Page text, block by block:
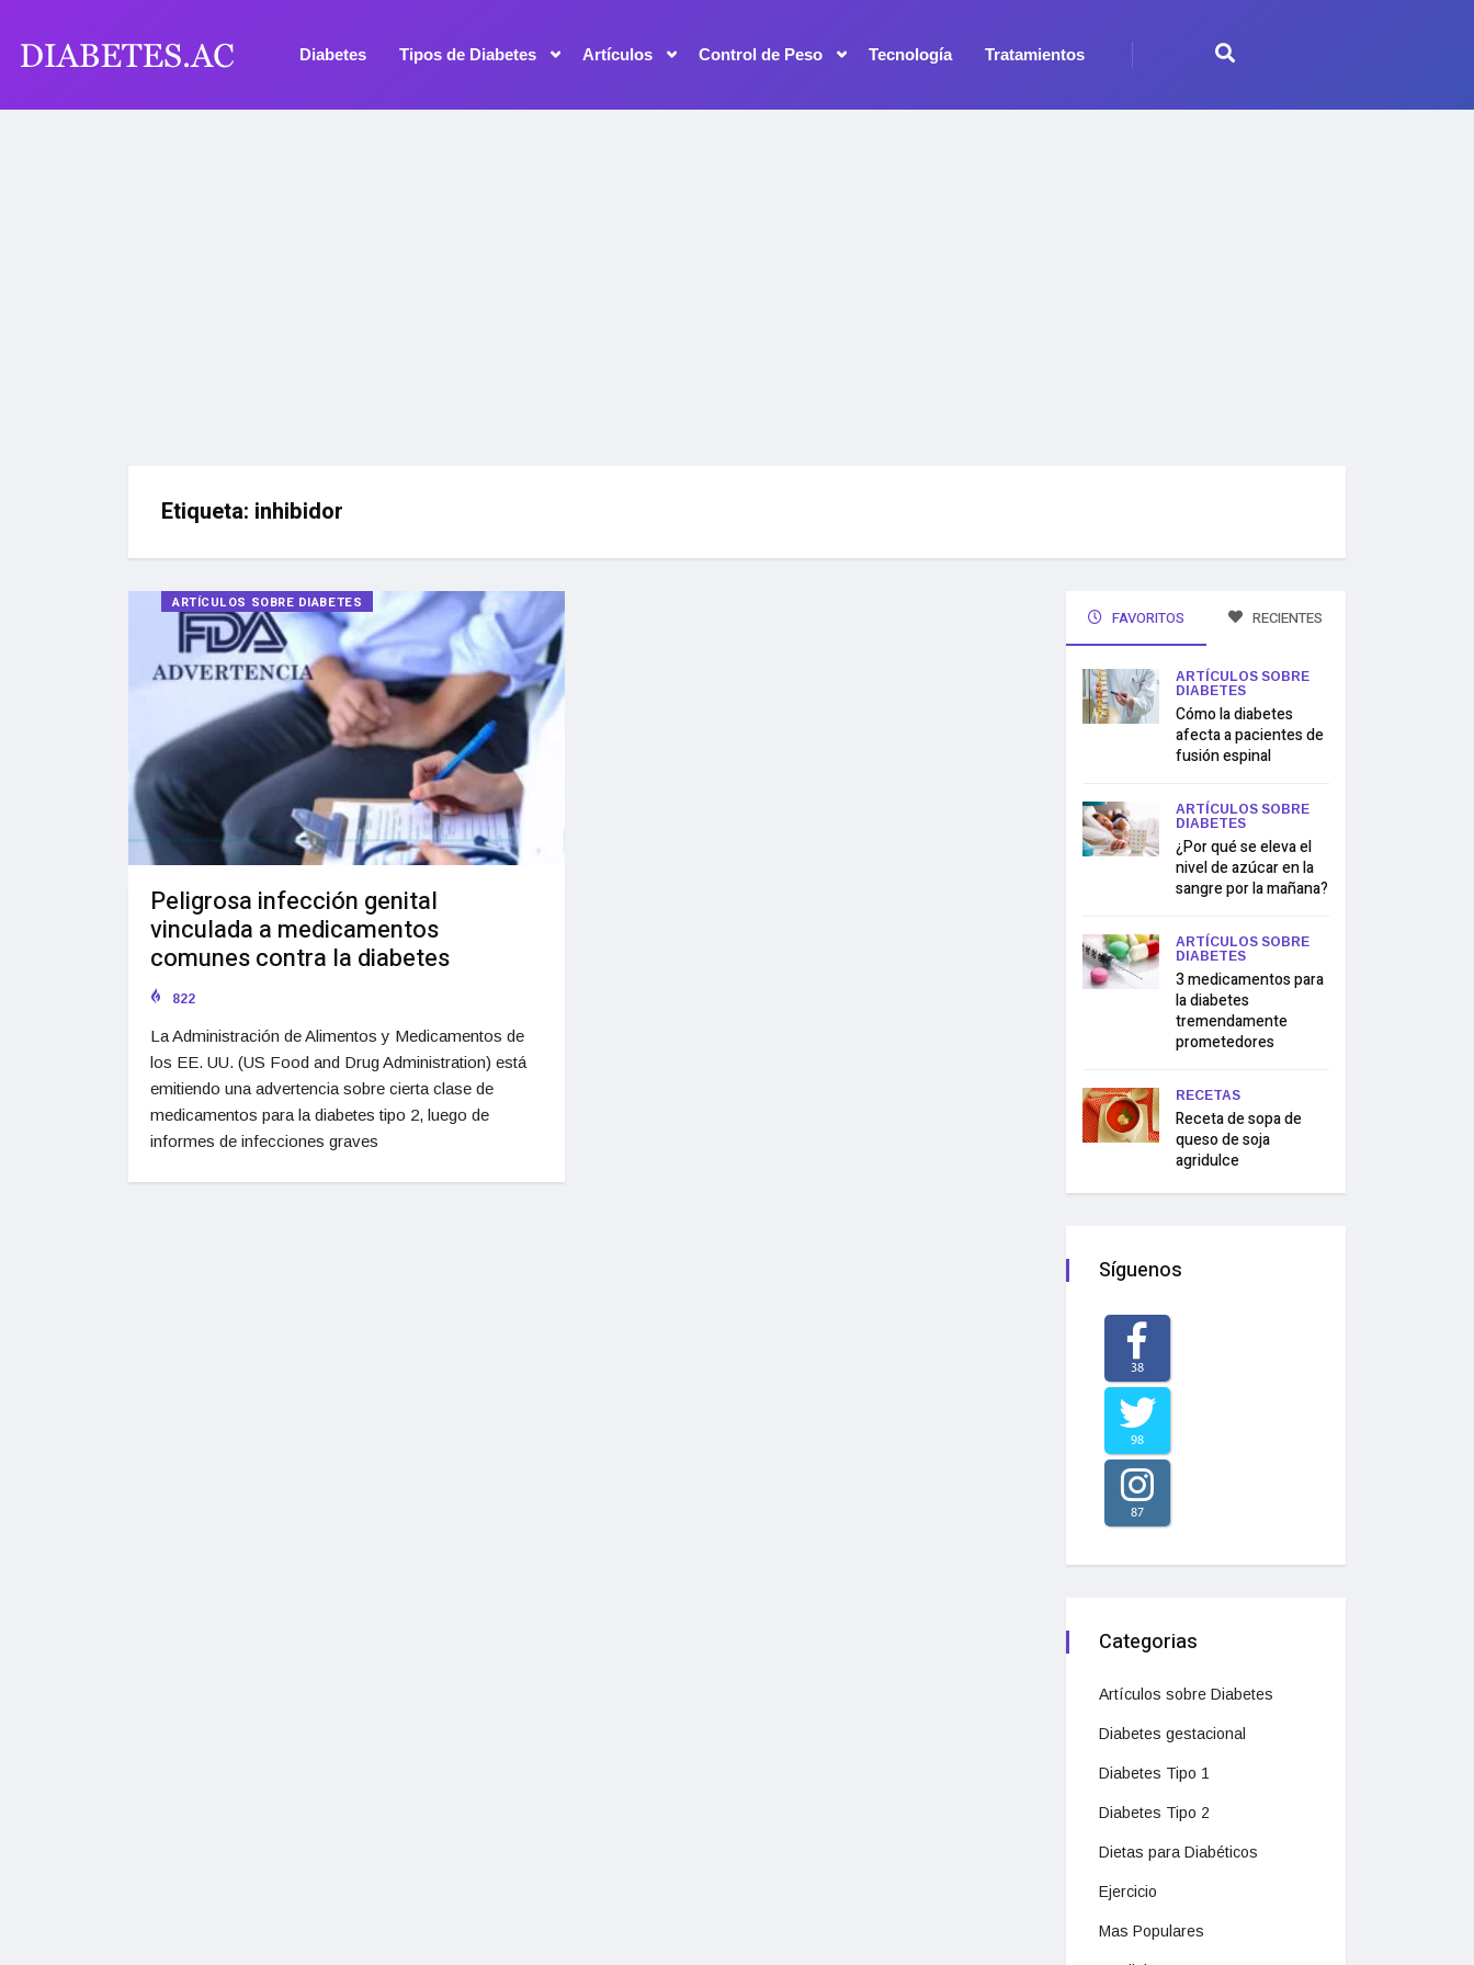
Diabetes Tipos de Diabetes Artículos Control de Peso Tecnología Tratamientos
Etiqueta: inhibidor
ARTÍCULOS SOBRE DIABETES
Peligrosa infección genital
vinculada a medicamentos
comunes contra la diabetes
822
La Administración de Alimentos y Medicamentos de
los EE. UU. (US Food and Drug Administration) está
emitiendo una advertencia sobre cierta clase de
medicamentos para la diabetes tipo 2, luego de
informes de infecciones graves
FAVORITOS RECIENTES
ARTÍCULOS SOBRE
DIABETES
Cómo la diabetes
afecta a pacientes de
fusión espinal
ARTÍCULOS SOBRE
DIABETES
¿Por qué se eleva el
nivel de azúcar en la
sangre por la mañana?
ARTÍCULOS SOBRE
DIABETES
3 medicamentos para
la diabetes
tremendamente
prometedores
RECETAS
Receta de sopa de
queso de soja
agridulce
Síguenos
38
98
87
Categorias
Artículos sobre Diabetes
Diabetes gestacional
Diabetes Tipo 1
Diabetes Tipo 2
Dietas para Diabéticos
Ejercicio
Mas Populares